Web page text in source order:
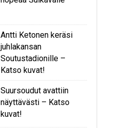
Antti Ketonen keräsi
juhlakansan
Soutustadionille –
Katso kuvat!
Suursoudut avattiin
näyttävästi – Katso
kuvat!